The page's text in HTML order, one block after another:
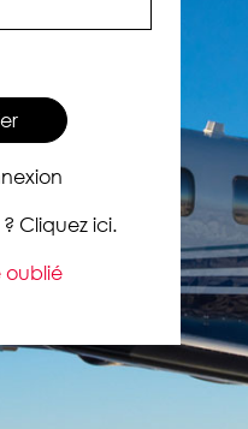
Cliquez ici.
oublié